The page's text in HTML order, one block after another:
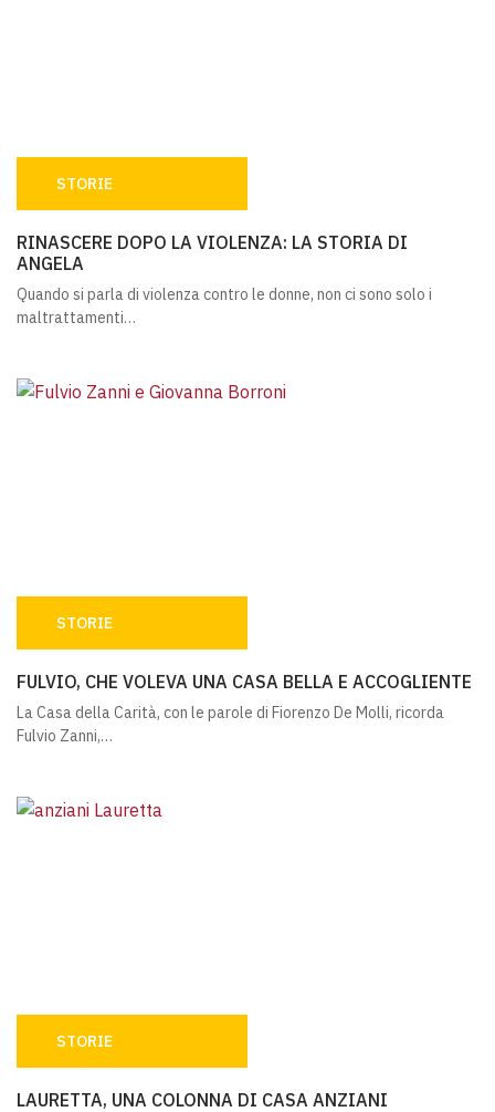
STORIE
RINASCERE DOPO LA VIOLENZA: LA STORIA DI
ANGELA
Quando si parla di violenza contro le donne, non ci sono solo i
maltrattamenti…
STORIE
FULVIO, CHE VOLEVA UNA CASA BELLA E ACCOGLIENTE
La Casa della Carità, con le parole di Fiorenzo De Molli, ricorda
Fulvio Zanni,…
STORIE
LAURETTA, UNA COLONNA DI CASA ANZIANI